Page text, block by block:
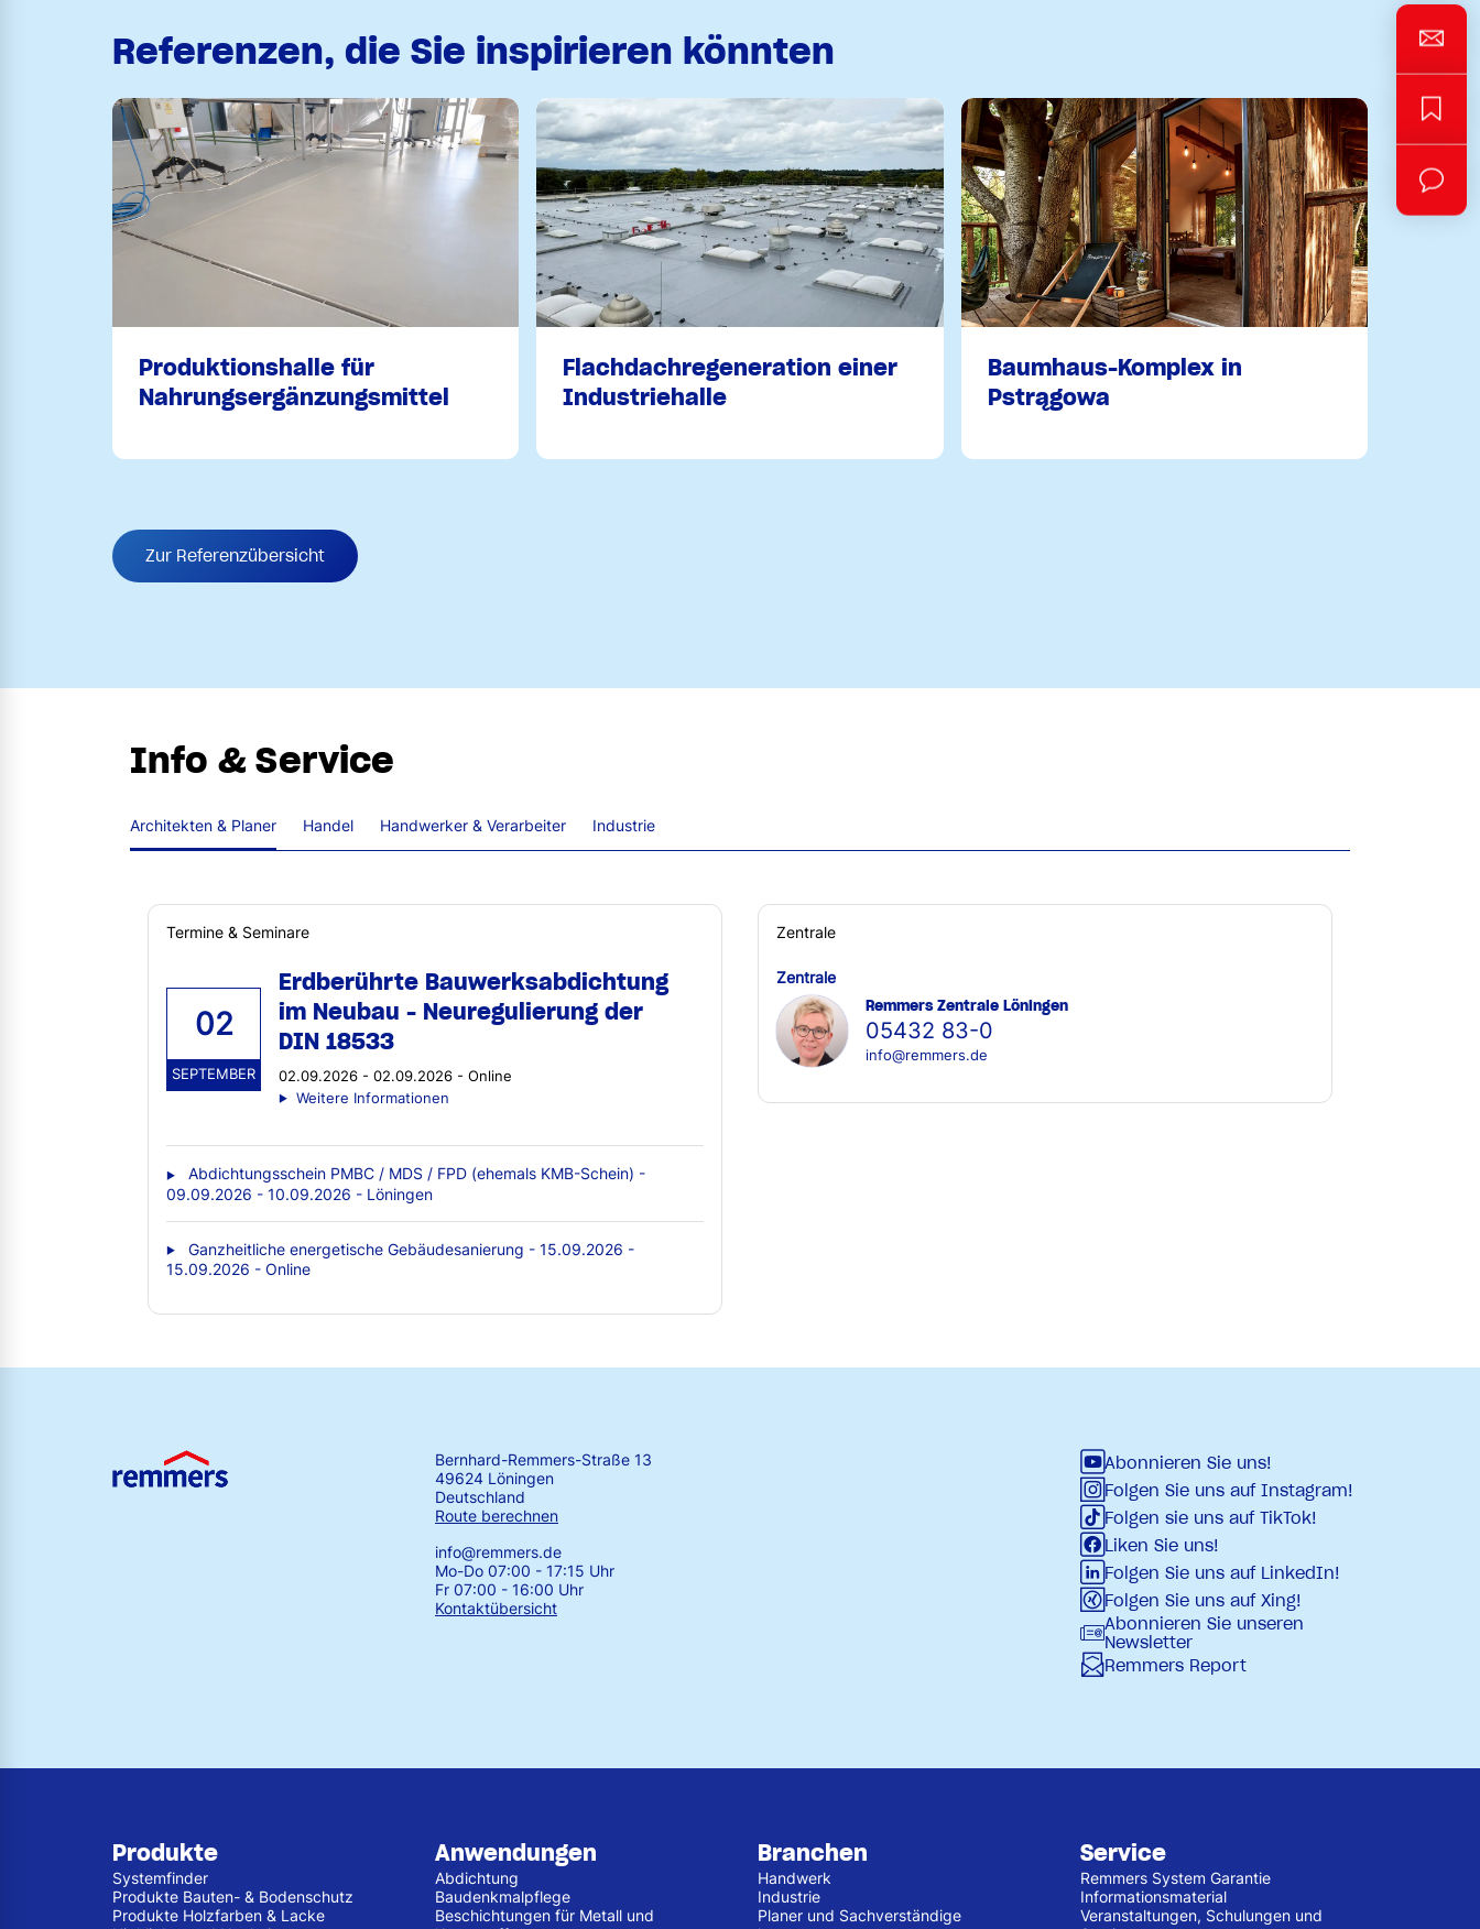
Referenzen, die Sie inspirieren könnten
Produktionshalle für
Nahrungsergänzungsmittel
Flachdachregeneration einer
Industriehalle
Baumhaus-Komplex in
Pstrągowa
Zur Referenzübersicht
Info & Service
Architekten & Planer Handel Handwerker & Verarbeiter Industrie
Termine & Seminare
02
SEPTEMBER
Erdberührte Bauwerksabdichtung
im Neubau - Neuregulierung der
DIN 18533
02.09.2026 - 02.09.2026 - Online
Weitere Informationen
Abdichtungsschein PMBC / MDS / FPD (ehemals KMB-Schein) -
09.09.2026 - 10.09.2026 - Löningen
Ganzheitliche energetische Gebäudesanierung - 15.09.2026 -
15.09.2026 - Online
Zentrale
Zentrale
Remmers Zentrale Löningen
05432 83-0
info@remmers.de
Bernhard-Remmers-Straße 13
49624 Löningen
Deutschland
Route berechnen
info@remmers.de
Mo-Do 07:00 - 17:15 Uhr
Fr 07:00 - 16:00 Uhr
Kontaktübersicht
Abonnieren Sie uns!
Folgen Sie uns auf Instagram!
Folgen sie uns auf TikTok!
Liken Sie uns!
Folgen Sie uns auf LinkedIn!
Folgen Sie uns auf Xing!
Abonnieren Sie unseren
Newsletter
Remmers Report
Produkte
Systemfinder
Produkte Bauten- & Bodenschutz
Produkte Holzfarben & Lacke
Anwendungen
Abdichtung
Baudenkmalpflege
Beschichtungen für Metall und
Branchen
Handwerk
Industrie
Planer und Sachverständige
Service
Remmers System Garantie
Informationsmaterial
Veranstaltungen, Schulungen und